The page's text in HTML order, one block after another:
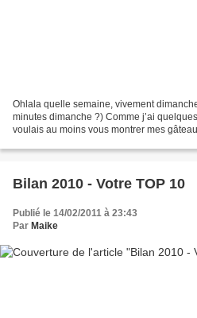
Ohlala quelle semaine, vivement
minutes dimanche ?) Comme j’ai
voulais au moins vous montrer mes
Bilan 2010 - Votre TOP 10
Publié le 14/02/2011 à 23:43
Par Maike